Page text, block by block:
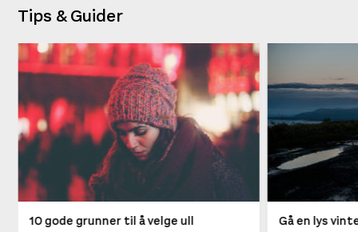
Tips & Guider
10 gode grunner til å velge ull Gå en lys